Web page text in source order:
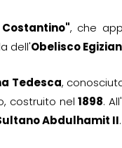
, che
dell'Obelisco
Tedesca,
costruito nel1898.
Abdulhamit II.